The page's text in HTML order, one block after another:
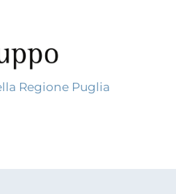
Regione Puglia